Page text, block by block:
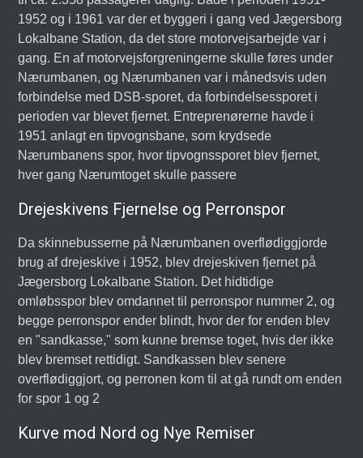
1952 og i 1961 var der et byggeri i gang ved Jægersborg
Lokalbane Station, da det store motorvejsarbejde var i
gang. En af motorvejsforgreningerne skulle føres under
Nærumbanen, og Nærumbanen var i månedsvis uden
forbindelse med DSB-sporet, da forbindelsessporet i
perioden var blevet fjernet. Entreprenørerne havde i
1951 anlagt en tipvognsbane, som krydsede
Nærumbanens spor, hvor tipvognssporet blev fjernet,
hver gang Nærumtoget skulle passere
Drejeskivens Fjernelse og Perronspor
Da skinnebusserne på Nærumbanen overflødiggjorde
brug af drejeskive i 1952, blev drejeskiven fjernet på
Jægersborg Lokalbane Station. Det hidtidige
omløbsspor blev omdannet til perronspor nummer 2, og
begge perronspor ender blindt, hvor der for enden blev
en "sandkasse," som kunne bremse toget, hvis der ikke
blev bremset rettidigt. Sandkassen blev senere
overflødiggjort, og perronen kom til at gå rundt om enden
for spor 1 og 2
Kurve mod Nord og Nye Remiser